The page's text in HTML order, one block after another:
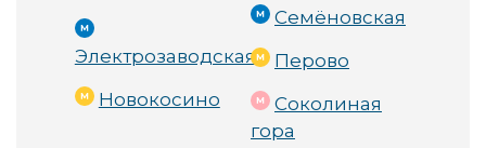
Электрозаводская
Новокосино
Семёновская
Перово
Соколиная
гора